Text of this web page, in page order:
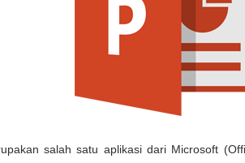
salah satu aplikasi dari Microsoft